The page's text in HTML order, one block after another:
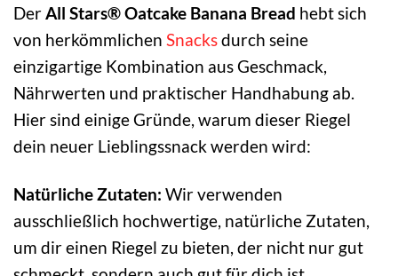
Der All Stars® Oatcake Banana Bread hebt sich
von herkömmlichen Snacksdurch seine
einzigartige Kombination aus Geschmack,
Nährwerten und praktischer Handhabung ab.
Hier sind einige Gründe, warum dieser Riegel
dein neuer Lieblingssnack werden wird:
Natürliche Zutaten: Wir verwenden
ausschließlich hochwertige, natürliche Zutaten,
um dir einen Riegel zu bieten, der nicht nur gut